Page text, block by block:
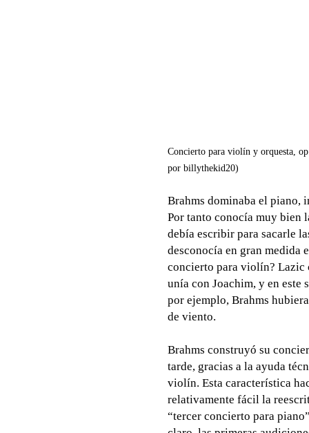
Concierto para violín y orquesta,
por billythekid20)
Brahms dominaba el piano,
Por tanto conocía muy bien
debía escribir para sacarle
desconocía en gran medida
concierto para violín? Lazic
unía con Joachim, y en este
por ejemplo, Brahms
de viento.
Brahms construyó su
tarde, gracias a la ayuda
violín. Esta característica
relativamente fácil la
“tercer concierto para